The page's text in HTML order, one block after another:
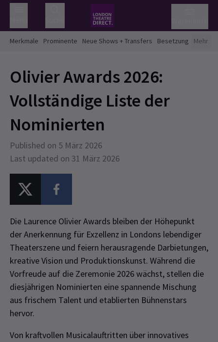
Merkmale Prominente Neue Shows + Transfers Besetzung Mehr
Olivier Awards 2026:
Vollständige Liste der
Nominierten
Published on 5 März 2026
Last updated on 31 März 2026
Die Laurence Olivier Awards bleiben der Höhepunkt
der Anerkennung für Exzellenz in Londons lebendiger
Theaterszene und feiern herausragende Darbietungen,
kreative Vision und Produktionskunst. Während die
Vorfreude auf die Zeremonie 2026 wächst, stellen die
diesjährigen Nominierten eine spannende Mischung
aus frischem Talent und etablierten Bühnenstars
hervor.
Von kraftvollen Musicalauftritten über innovatives